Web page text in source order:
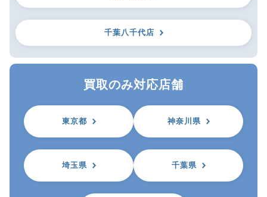
千葉八千代店
買取のみ対応店舗
東京都 神奈川県
埼玉県 千葉県